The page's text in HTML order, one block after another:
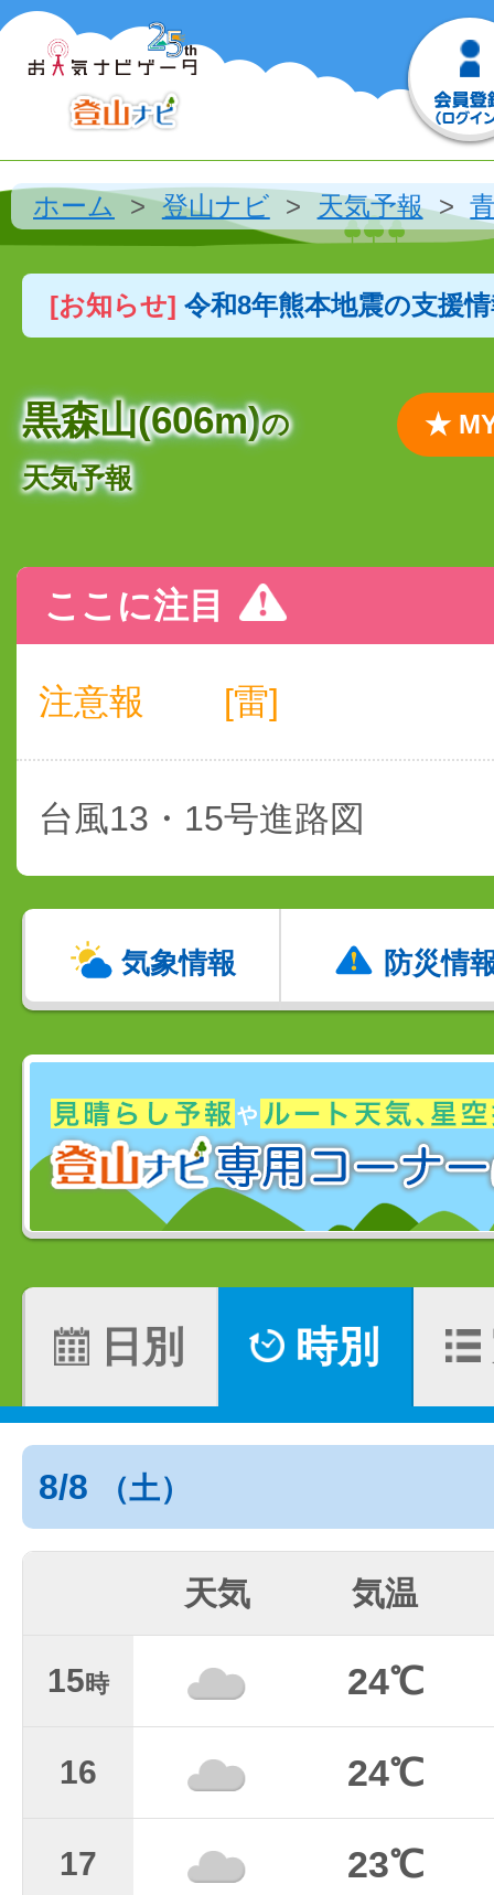
ホーム 登山ナビ 天気予報
[お知らせ] 令和8年熊本地震の支援
黒森山(606m)の
天気予報
★
ここに注目
注意報 [雷]
台風13・15号進路図
気象情報 防災情
日別 時別
8/8 （土）
天気 気温
15時 24℃
16 24℃
17 23℃